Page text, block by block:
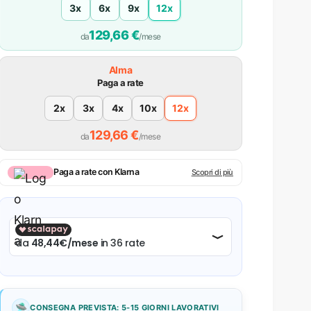
3x 6x 9x 12x
da129,66 €/mese
Alma
Paga a rate
2x 3x 4x 10x 12x
da129,66 €/mese
Paga a rate con Klarna Scopri di più
🛸 CONSEGNA PREVISTA: 5-15 GIORNI LAVORATIVI
a Liquido 360 mm | Windows 11 Pro